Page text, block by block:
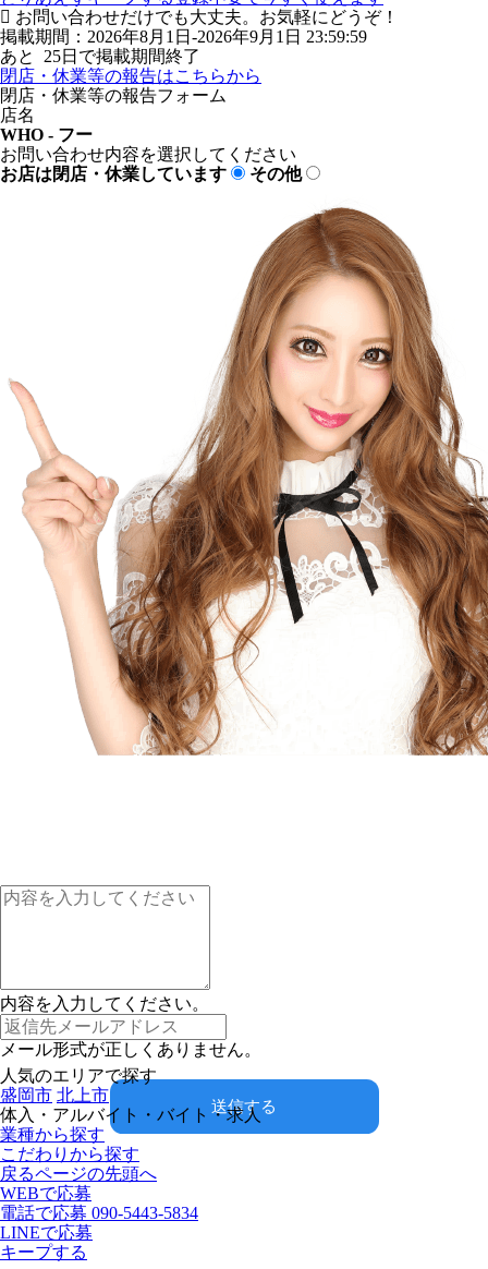
お問い合わせだけでも大丈夫。お気軽にどうぞ！
掲載期間：2026年8月1日-2026年9月1日 23:59:59
あと 25日で掲載期間終了
閉店・休業等の報告はこちらから
閉店・休業等の報告フォーム
店名
WHO - フー
お問い合わせ内容を選択してください
お店は閉店・休業しています
その他
内容を入力してください。
メール形式が正しくありません。
送信する
人気のエリアで探す
盛岡市 北上市
体入・アルバイト・バイト・求人
業種から探す
こだわりから探す
戻るページの先頭へ
WEBで応募
電話で応募 090-5443-5834
LINEで応募
キープする